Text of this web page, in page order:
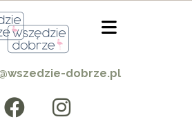
dobrze.pl